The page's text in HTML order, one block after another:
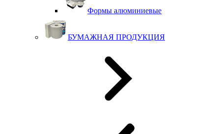
Формы алюминиевые
БУМАЖНАЯ ПРОДУКЦИЯ